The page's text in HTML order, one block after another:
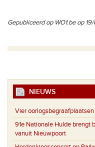
Gepubliceerd op WO1.be op
NIEUWS
Vier
91e Nationale Hulde brengt
vanuit Nieuwpoort